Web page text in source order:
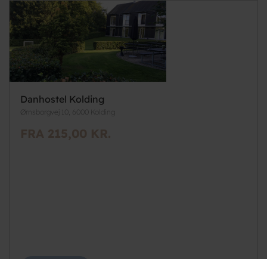
Danhostel Kolding
Ørnsborgvej 10, 6000 Kolding
FRA 215,00 KR.